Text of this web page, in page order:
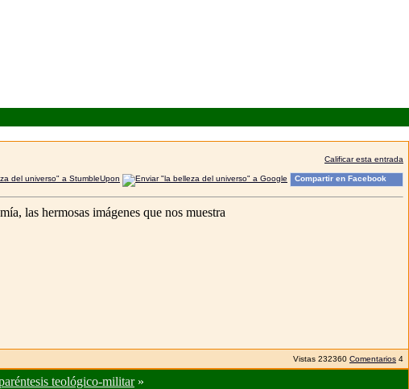
Calificar esta entrada
Compartir en Facebook
las hermosas imágenes que nos muestra
Vistas 232360 Comentarios 4
teológico-militar»